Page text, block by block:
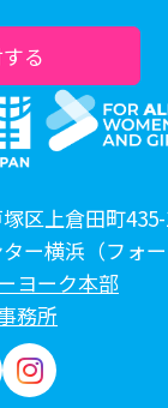
る
区上倉田町
ー横浜（フォ
ヨーク本部
務所